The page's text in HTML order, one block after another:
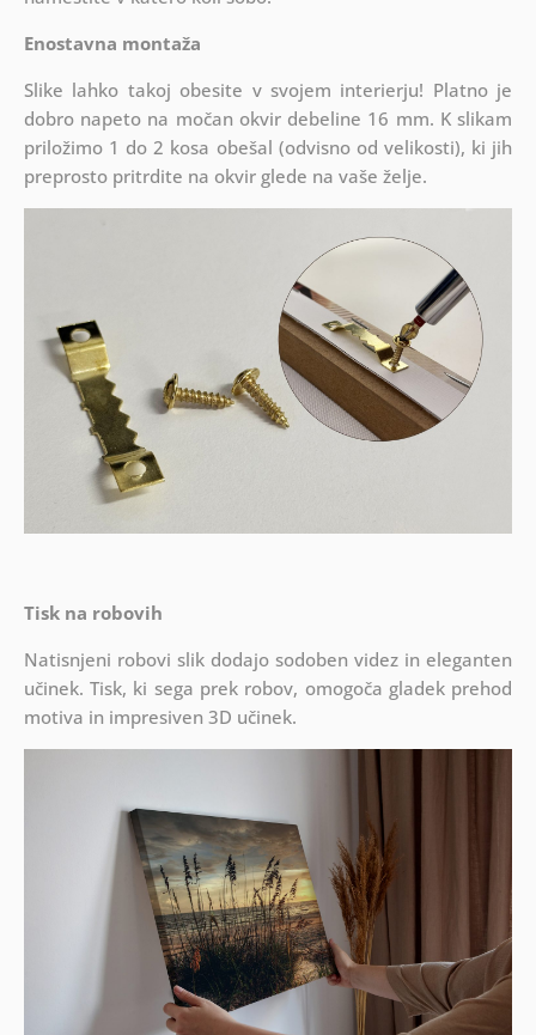
Enostavna montaža
Slike lahko takoj obesite v svojem interierju! Platno je
dobro napeto na močan okvir debeline 16 mm. K slikam
priložimo 1 do 2 kosa obešal (odvisno od velikosti), ki jih
preprosto pritrdite na okvir glede na vaše želje.
Tisk na robovih
Natisnjeni robovi slik dodajo sodoben videz in eleganten
učinek. Tisk, ki sega prek robov, omogoča gladek prehod
motiva in impresiven 3D učinek.